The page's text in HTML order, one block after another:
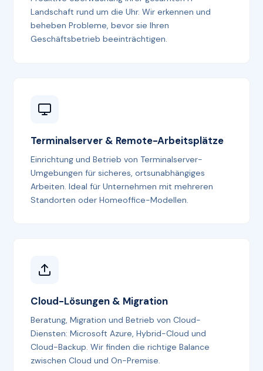
Landschaft rund um die Uhr. Wir erkennen und
beheben Probleme, bevor sie Ihren
Geschäftsbetrieb beeinträchtigen.
Terminalserver & Remote-Arbeitsplätze
Einrichtung und Betrieb von Terminalserver-
Umgebungen für sicheres, ortsunabhängiges
Arbeiten. Ideal für Unternehmen mit mehreren
Standorten oder Homeoffice-Modellen.
Cloud-Lösungen & Migration
Beratung, Migration und Betrieb von Cloud-
Diensten: Microsoft Azure, Hybrid-Cloud und
Cloud-Backup. Wir finden die richtige Balance
zwischen Cloud und On-Premise.